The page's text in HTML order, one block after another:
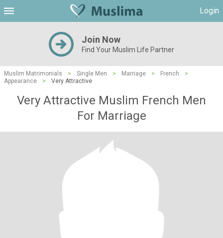
Login
Join Now
Find Your Muslim Life Partner
Muslim Matrimonials > Single Men > Marriage > French
>
Appearance
> Very Attractive
Very Attractive Muslim French Men
For Marriage